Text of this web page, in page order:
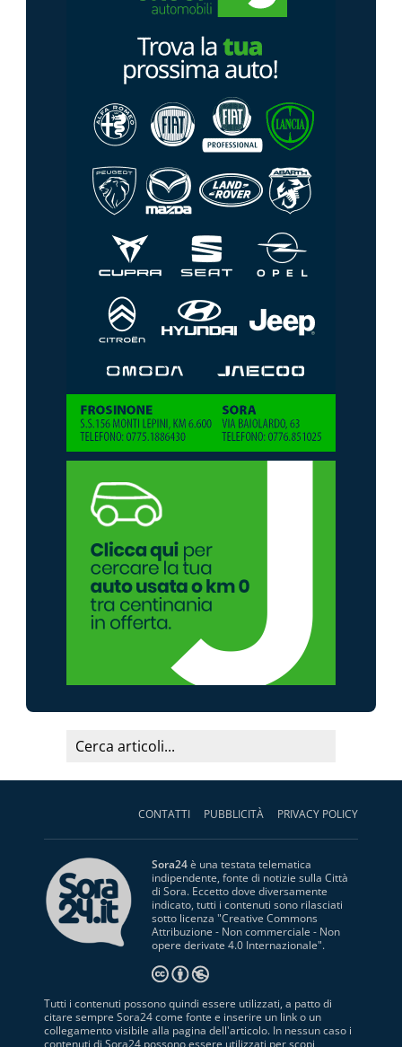
CONTATTI PUBBLICITÀ PRIVACY POLICY
Sora24è una testata telematica
indipendente, fonte di notizie sulla Città
di Sora. Eccetto dove diversamente
indicato, tutti i contenuti sono rilasciati
sotto licenza "Creative Commons
Attribuzione - Non commerciale - Non
opere derivate 4.0 Internazionale".
Tutti i contenuti possono quindi essere utilizzati, a patto di
citare sempre Sora24 come fonte e inserire un link o un
collegamento visibile alla pagina dell'articolo. In nessun caso i